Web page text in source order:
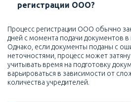
регистрации ООО?
Процесс регистрации ООО обычно
дней с момента подачи документов
Однако, если документы поданы с
неточностями, процесс может
учитывать время на подготовку
варьироваться в зависимости от
количества учредителей.